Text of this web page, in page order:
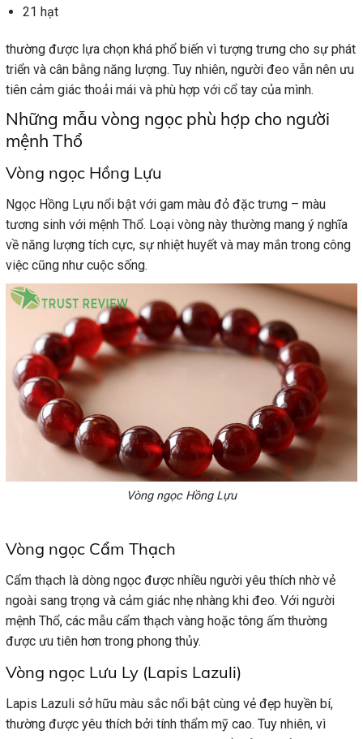
21 hạt
thường được lựa chọn khá phổ biến vì tượng trưng cho sự phát
triển và cân bằng năng lượng. Tuy nhiên, người đeo vẫn nên ưu
tiên cảm giác thoải mái và phù hợp với cổ tay của mình.
Những mẫu vòng ngọc phù hợp cho người
mệnh Thổ
Vòng ngọc Hồng Lựu
Ngọc Hồng Lựu nổi bật với gam màu đỏ đặc trưng – màu
tương sinh với mệnh Thổ. Loại vòng này thường mang ý nghĩa
về năng lượng tích cực, sự nhiệt huyết và may mắn trong công
việc cũng như cuộc sống.
Vòng ngọc Hồng Lựu
Vòng ngọc Cẩm Thạch
Cẩm thạch là dòng ngọc được nhiều người yêu thích nhờ vẻ
ngoài sang trọng và cảm giác nhẹ nhàng khi đeo. Với người
mệnh Thổ, các mẫu cẩm thạch vàng hoặc tông ấm thường
được ưu tiên hơn trong phong thủy.
Vòng ngọc Lưu Ly (Lapis Lazuli)
Lapis Lazuli sở hữu màu sắc nổi bật cùng vẻ đẹp huyền bí,
thường được yêu thích bởi tính thẩm mỹ cao. Tuy nhiên, vì